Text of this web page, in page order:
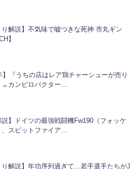
り解説】不気味で嘘つきな死神 市丸ギン
】
】『うちの店はレア鶏チャーシューが売り
→カンピロバクター…
説】ドイツの最強戦闘機Fw190（フォッケ
スピットファイア…
り解説】年功序列過ぎて…若手選手たちがJ